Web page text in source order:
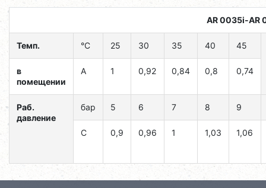
AR 0035i-AR
Темп. °C 25 30 35 40 45
в
помещении
A 1 0,92 0,84 0,8 0,74
Раб.
давление
бар 5 6 7 8 9
C 0,9 0,96 1 1,03 1,06